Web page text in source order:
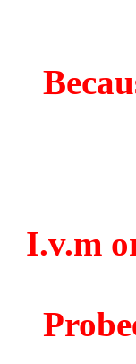
I.v.m